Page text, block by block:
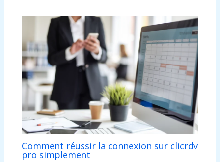
Comment réussir la connexion sur clicrdv
pro simplement